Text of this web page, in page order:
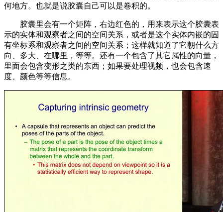
何地方。也就是说胶囊自己可以是卷积的。
胶囊里会有一个矩阵，右边红色的，用来表示这个胶囊表
示的实体和观察者之间的空间关系，或者是这个实体内嵌的固
有坐标系和观察者之间的空间关系；这样就知道了它朝什么方
向、多大、在哪里，等等。还有一个包含了其它属性的向量，
里面会包含变形之类的东西；如果要处理视频，也会包含速
度、颜色等等信息。